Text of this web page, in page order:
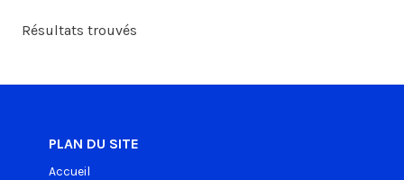
Résultats trouvés
PLAN DU SITE
Accueil